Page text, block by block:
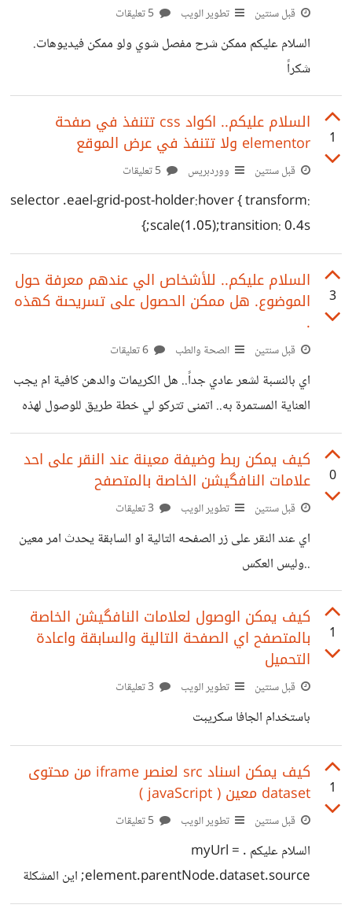
قبل سنتين تطوير الويب
السلام عليكم ممكن شرح مفصل شوي ولو ممكن فيديوهات.
شكراً
1
السلام عليكم.. اكواد css تتنفذ في صفحة
elementor ولا تتنفذ في عرض الموقع
قبل سنتين ووردبريس
selector .eael-grid-post-holder:hover { transform:
scale(1.05);transition: 0.4s;}
3
السلام عليكم.. للأشخاص الي عندهم معرفة حول
الموضوع. هل ممكن الحصول على تسريحىة كهذه
.
قبل سنتين الصحة والطب
اي بالنسبة لشعر عادي جداً.. هل الكريمات والدهن كافية ام يجب
العناية المستمرة به.. اتمنى تتركو لي خطة طريق للوصول لهذه
النتيجة حاليا شعري عادي جداً ولا استخدم شيئ له .
https://suar.me/oqaP1
0
كيف يمكن ربط وضيفة معينة عند النقر على احد
علامات النافگيشن الخاصة بالمتصفح
قبل سنتين تطوير الويب
اي عند النقر على زر الصفحه التالية او السابقة يحدث امر معين
..وليس العكس
1
كيف يمكن الوصول لعلامات النافگيشن الخاصة
بالمتصفح اي الصفحة التالية والسابقة واعادة
التحميل
قبل سنتين تطوير الويب
باستخدام الجافا سكريبت
1
كيف يمكن اسناد src لعنصر iframe من محتوى
dataset معين ( javaScript )
قبل سنتين تطوير الويب
السلام عليكم . myUrl =
element.parentNode.dataset.source; اين المشكلة
المتغيرة ترجع undefined رجاءً لا تطلب الكود كاملاً ... هل